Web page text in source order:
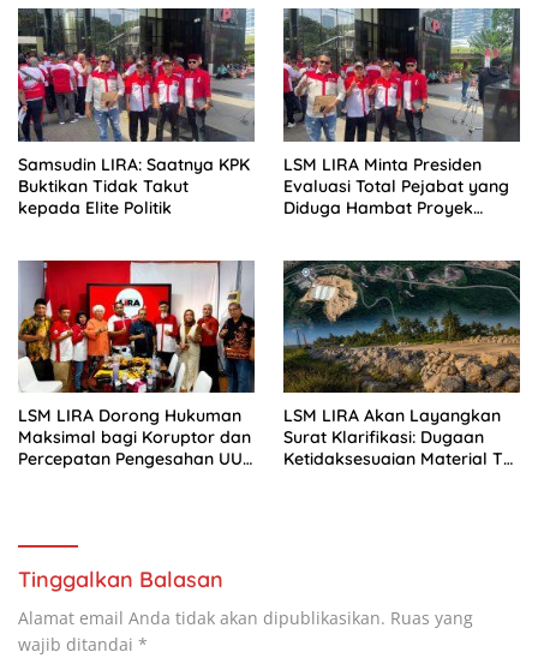
Bersihkan Kejaksaan
Samsudin LIRA: Saatnya KPK
Buktikan Tidak Takut
kepada Elite Politik
LSM LIRA Minta Presiden
Evaluasi Total Pejabat yang
Diduga Hambat Proyek
LSM LIRA Dorong Hukuman
Maksimal bagi Koruptor dan
Percepatan Pengesahan UU
LSM LIRA Akan Layangkan
Surat Klarifikasi: Dugaan
Ketidaksesuaian Material Tol
Tinggalkan Balasan
Alamat email Anda tidak akan dipublikasikan. Ruas yang
wajib ditandai *